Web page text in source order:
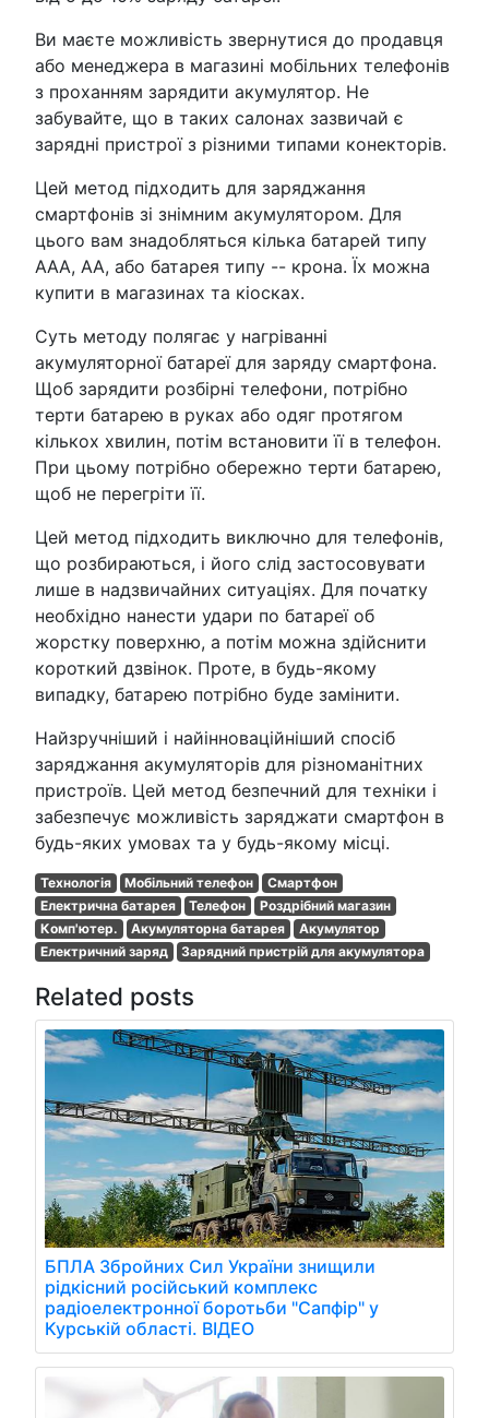
Ви маєте можливість звернутися до продавця
або менеджера в магазині мобільних телефонів
з проханням зарядити акумулятор. Не
забувайте, що в таких салонах зазвичай є
зарядні пристрої з різними типами конекторів.
Цей метод підходить для заряджання
смартфонів зі знімним акумулятором. Для
цього вам знадобляться кілька батарей типу
ААА, АА, або батарея типу -- крона. Їх можна
купити в магазинах та кіосках.
Суть методу полягає у нагріванні
акумуляторної батареї для заряду смартфона.
Щоб зарядити розбірні телефони, потрібно
терти батарею в руках або одяг протягом
кількох хвилин, потім встановити її в телефон.
При цьому потрібно обережно терти батарею,
щоб не перегріти її.
Цей метод підходить виключно для телефонів,
що розбираються, і його слід застосовувати
лише в надзвичайних ситуаціях. Для початку
необхідно нанести удари по батареї об
жорстку поверхню, а потім можна здійснити
короткий дзвінок. Проте, в будь-якому
випадку, батарею потрібно буде замінити.
Найзручніший і найінноваційніший спосіб
заряджання акумуляторів для різноманітних
пристроїв. Цей метод безпечний для техніки і
забезпечує можливість заряджати смартфон в
будь-яких умовах та у будь-якому місці.
Технологія Мобільний телефон
Смартфон
Електрична батарея
Телефон
Роздрібний магазин
Комп'ютер.
Акумуляторна батарея
Акумулятор
Електричний заряд
Зарядний пристрій для акумулятора
Related posts
БПЛА Збройних Сил України знищили
рідкісний російський комплекс
радіоелектронної боротьби "Сапфір" у
Курській області. ВІДЕО